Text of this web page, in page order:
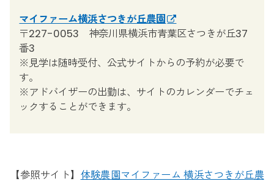
マイファーム横浜さつきが丘農園
〒227-0053 神奈川県横浜市青葉区さつきが丘37
番3
※見学は随時受付、公式サイトからの予約が必要で
す。
※アドバイザーの出勤は、サイトのカレンダーでチェ
ックすることができます。
【参照サイト】 体験農園マイファーム 横浜さつきが丘農